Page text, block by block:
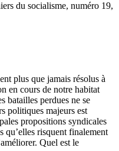
du socialisme, numéro 19,
plus que jamais résolus à
en cours de notre habitat
batailles perdues ne se
politiques majeurs est
propositions syndicales
qu’elles risquent finalement
Quel est le